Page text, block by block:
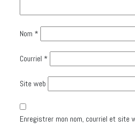
Nom *
Courriel *
Site web
Enregistrer mon nom, courriel et site